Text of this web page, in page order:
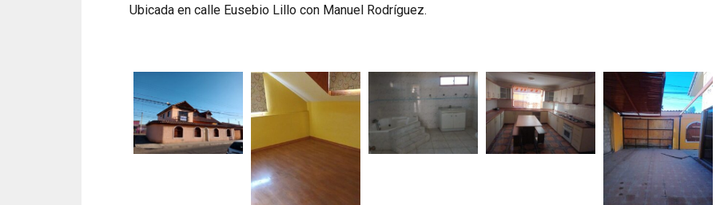
Ubicada en calle Eusebio Lillo con Manuel Rodríguez.